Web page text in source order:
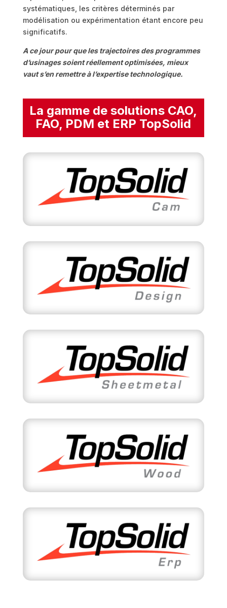
systématiques, les critères déterminés par
modélisation ou expérimentation étant encore peu
significatifs.
A ce jour pour que les trajectoires des programmes
d’usinages soient réellement optimisées, mieux
vaut s’en remettre à l’expertise technologique.
La gamme de solutions CAO,
FAO, PDM et ERP TopSolid